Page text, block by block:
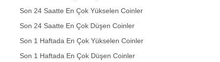
Son 24 Saatte En Çok Yükselen Coinler
Son 24 Saatte En Çok Düşen Coinler
Son 1 Haftada En Çok Yükselen Coinler
Son 1 Haftada En Çok Düşen Coinler